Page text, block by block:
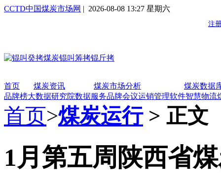
CCTD中国煤炭市场网 | 2026-08-08 13:27 星期六
首页 煤炭资讯 煤炭市场分析
煤炭数据
品牌榜大数据研究院数据服务品牌会议运销管理软件智慧物流
首页>煤炭运行> 正文
1月第五周陕西省